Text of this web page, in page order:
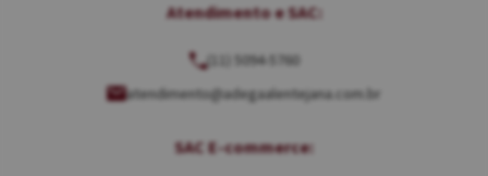
Atendimento e SAC:
(11) 5094-5760
atendimento@adegaalentejana.com.br
SAC E-commerce: